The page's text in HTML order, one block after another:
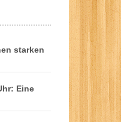
starken
Eine